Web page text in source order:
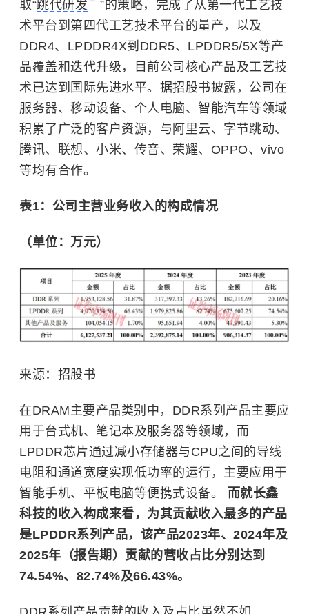
取“跳代研发
”的策略，完成了从第一代工艺技
术平台到第四代工艺技术平台的量产，以及
DDR4、LPDDR4X到DDR5、LPDDR5/5X等产
品覆盖和迭代升级，目前公司核心产品及工艺技
术已达到国际先进水平。据招股书披露，公司在
服务器、移动设备、个人电脑、智能汽车等领域
积累了广泛的客户资源，与阿里云、字节跳动、
腾讯、联想、 小米、传音、 荣耀、 OPPO、vivo
等均有合作。
表1：公司主营业务收入的构成情况
（单位：万元）
来源：招股书
在DRAM主要产品类别中，DDR系列产品主要应
用于台式机、笔记本及服务器等领域，而
LPDDR芯片通过减小存储器与CPU之间的导线
电阻和通道宽度实现低功率的运行，主要应用于
智能手机、平板电脑等便携式设备。 而就长鑫
科技的收入构成来看，为其贡献收入最多的产品
是LPDDR系列产品，该产品2023年、2024年及
2025年（报告期）贡献的营收占比分别达到
74.54%、82.74%及66.43%。